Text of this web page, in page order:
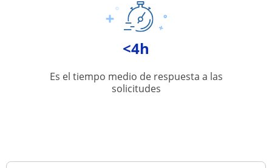
<4h
Es el tiempo medio de respuesta a las
solicitudes